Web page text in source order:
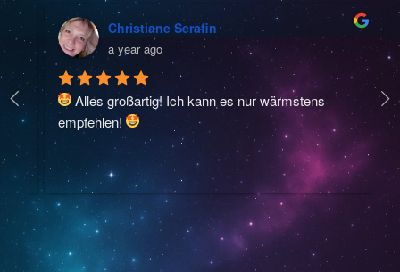
Christiane Serafin
a year ago
Alles großartig! Ich kann es nur wärmstens
empfehlen!